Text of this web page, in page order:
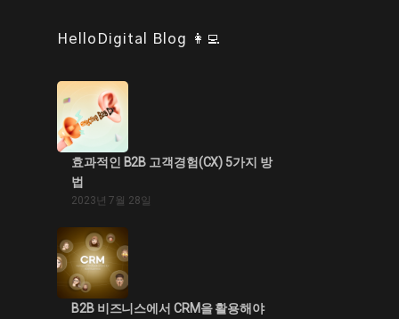
HelloDigital Blog 👩‍💻
효과적인 B2B 고객경험(CX) 5가지 방
법
2023년 7월 28일
B2B 비즈니스에서 CRM을 활용해야